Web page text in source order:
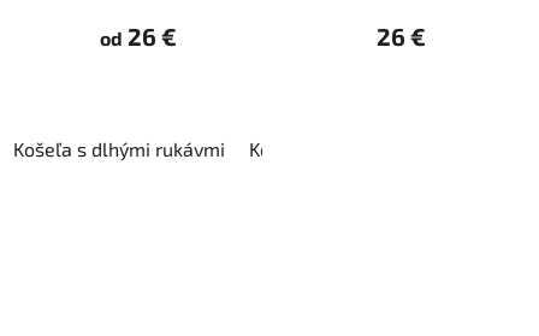
od 26 €
Košeľa s dlhými rukávmi Košeľa s trištvrťovými rukávmi
26 €